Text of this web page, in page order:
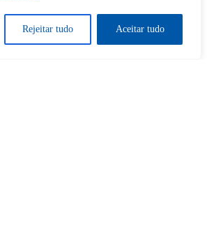
Rejeitar tudo Aceitar tudo
Desbloquear esquerda : 0